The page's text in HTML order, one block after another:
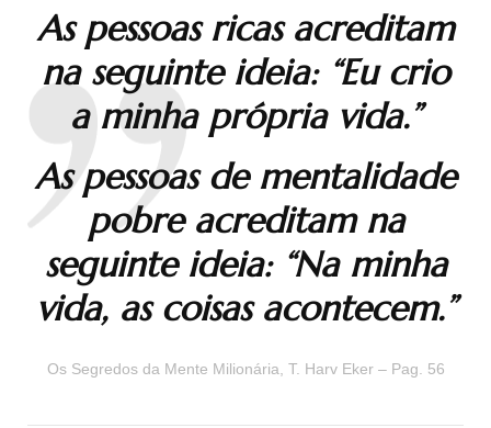
As pessoas ricas acreditam
na seguinte ideia: “Eu crio
a minha própria vida.”
As pessoas de mentalidade
pobre acreditam na
seguinte ideia: “Na minha
vida, as coisas acontecem.”
Os Segredos da Mente Milionária, T. Harv Eker – Pag. 56